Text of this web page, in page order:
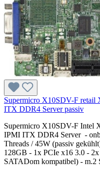
Supermicro X10SDV-F retail
ITX DDR4 Server passiv
Supermicro X10SDV-F Intel
IPMI ITX DDR4 Server -
Threads / 45W (passiv
128GB - 1x PCIe x16 3.0 -
SATADom kompatibel) -